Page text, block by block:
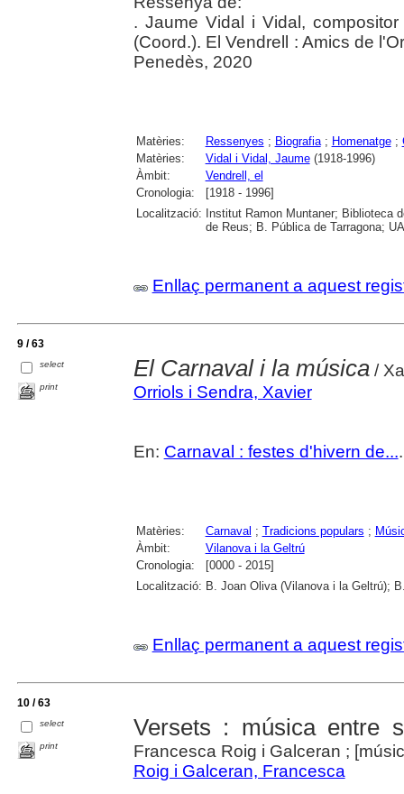
. Jaume Vidal i Vidal,
(Coord.). El Vendrell : Amics de
Penedès, 2020
Matèries: Ressenyes ; Biografia; Homenatge;
Matèries:
Vidal i Vidal, Jaume(1918-1996)
Àmbit:
Vendrell, el
Cronologia:
[1918 - 1996]
Localització: Institut Ramon Muntaner; Biblioteca
de Reus; B. Pública de Tarragona;
Enllaç permanent a aquest
9 / 63
select
print
El Carnaval i la música/
Orriols i Sendra, Xavier
En: Carnaval : festes d'hivern de...
Matèries: Carnaval ; Tradicions populars ;
Àmbit:
Vilanova i la Geltrú
Cronologia:
[0000 - 2015]
Localització: B. Joan Oliva (Vilanova i la Geltrú);
Enllaç permanent a aquest
10 / 63
select
print
Versets : música entre
Francesca Roig i Galceran ;
Roig i Galceran, Francesca